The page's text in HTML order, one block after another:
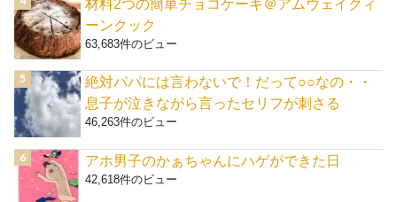
材料2つの簡単チョコケーキ＠アムウェイクィ
ーンクック
63,683件のビュー
絶対パパには言わないで！だって○○なの・・
息子が泣きながら言ったセリフが刺さる
46,263件のビュー
アホ男子のかぁちゃんにハゲができた日
42,618件のビュー